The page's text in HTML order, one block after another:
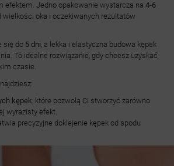
efektem. Jedno opakowanie wystarcza na 4-6
wielkości oka i oczekiwanych rezultatów
się do 5 dni, a lekka i elastyczna budowa kępek
To idealne rozwiązanie, gdy chcesz uzyskać
czasie.
kępek, które pozwolą Ci stworzyć zarówno
wyrazisty efekt.
precyzyjne doklejenie kępek od spodu